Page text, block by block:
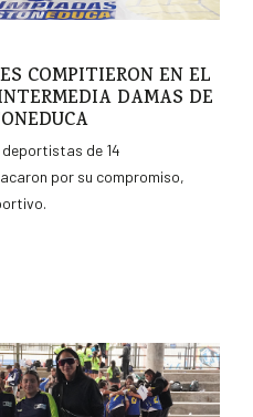
COMPITIERON EN EL
DAMAS DE
deportistas de 14
por su compromiso,